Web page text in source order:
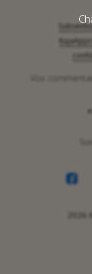
Vos
2026